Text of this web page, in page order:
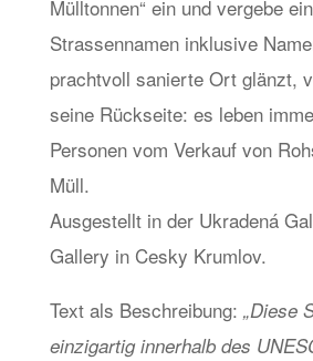
Mülltonnen“ ein und vergebe
Strassennamen inklusive
prachtvoll sanierte Ort glänzt,
seine Rückseite: es leben
Personen vom Verkauf von
Müll.
Ausgestellt in der Ukradená
Gallery in Cesky Krumlov.
Text als Beschreibung: „Diese
einzigartig innerhalb des